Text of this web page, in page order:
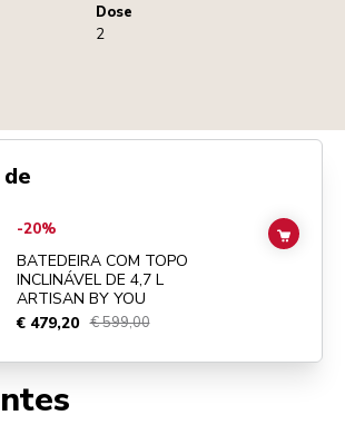
Dose
2
COM TOPO INCLINÁVEL DE 4,7 L ARTISAN BY
-20%
BATEDEIRA COM TOPO
INCLINÁVEL DE 4,7 L
ARTISAN BY YOU
€ 479,20 € 599,00
ADD